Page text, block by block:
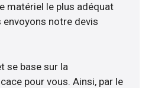
matériel le plus adéquat
envoyons notre devis
se base sur la
pour vous. Ainsi, par le